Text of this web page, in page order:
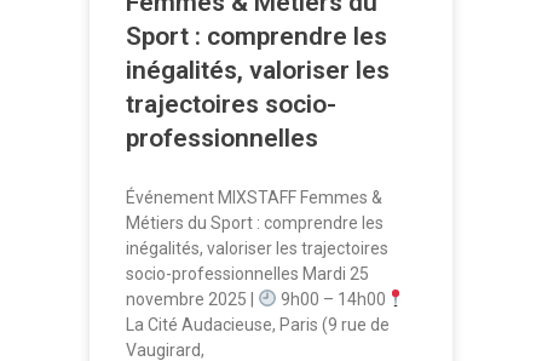
Sport : comprendre les
inégalités, valoriser les
trajectoires socio-
professionnelles
Événement MIXSTAFF Femmes &
Métiers du Sport : comprendre les
inégalités, valoriser les trajectoires
socio-professionnelles Mardi 25
novembre 2025 |
9h00 – 14h00
La Cité Audacieuse, Paris (9 rue de
Vaugirard,